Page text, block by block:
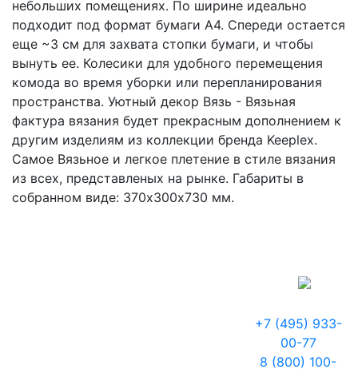
небольших помещениях. По ширине идеально
подходит под формат бумаги А4. Спереди остается
еще ~3 см для захвата стопки бумаги, и чтобы
вынуть ее. Колесики для удобного перемещения
комода во время уборки или перепланирования
пространства. Уютный декор Вязь - Вязьная
фактура вязания будет прекрасным дополнением к
другим изделиям из коллекции бренда Keeplex.
Самое Вязьное и легкое плетение в стиле вязания
из всех, представленых на рынке. Габариты в
собранном виде: 370х300х730 мм.
+7 (495) 933-
00-77
8 (800) 100-